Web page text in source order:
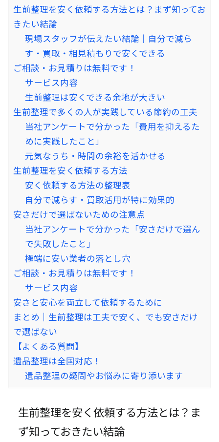
生前整理を安く依頼する方法とは？まず知ってお
きたい結論
現場スタッフが伝えたい結論｜自分で減ら
す・買取・相見積もりで安くできる
ご相談・お見積りは無料です！
サービス内容
生前整理は安くできる余地が大きい
生前整理で多くの人が実践している節約の工夫
当社アンケートで分かった「費用を抑えるた
めに実践したこと」
元気なうち・時間の余裕を活かせる
生前整理を安く依頼する方法
安く依頼する方法の整理表
自分で減らす・買取活用が特に効果的
安さだけで選ばないための注意点
当社アンケートで分かった「安さだけで選ん
で失敗したこと」
極端に安い業者の落とし穴
ご相談・お見積りは無料です！
サービス内容
安さと安心を両立して依頼するために
まとめ｜生前整理は工夫で安く、でも安さだけ
で選ばない
【よくある質問】
遺品整理は全国対応！
遺品整理の疑問やお悩みに寄り添います
生前整理を安く依頼する方法とは？ま
ず知っておきたい結論